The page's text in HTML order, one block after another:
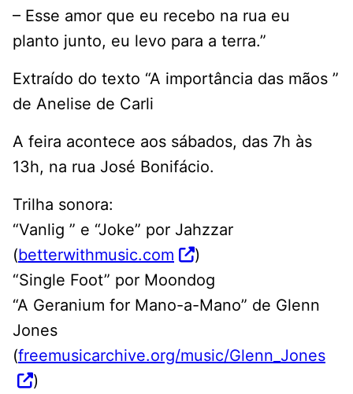
– Esse amor que eu recebo na rua eu
planto junto, eu levo para a terra.”
Extraído do texto “A importância das mãos ”
de Anelise de Carli
A feira acontece aos sábados, das 7h às
13h, na rua José Bonifácio.
Trilha sonora:
“Vanlig ” e “Joke” por Jahzzar
(betterwithmusic.com
)
“Single Foot” por Moondog
“A Geranium for Mano-a-Mano” de Glenn
Jones
(freemusicarchive.org/music/Glenn_Jones
)